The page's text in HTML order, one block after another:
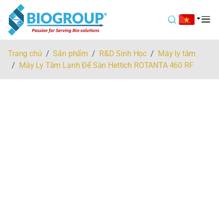
Trang chủ Sản phẩm R&D Sinh Học
Máy ly tâm
Máy Ly Tâm Lạnh Để Sàn Hettich ROTANTA 460 RF